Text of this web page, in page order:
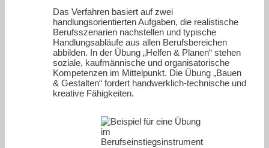
Das Verfahren basiert auf zwei
handlungsorientierten Aufgaben, die realistische
Berufsszenarien nachstellen und typische
Handlungsabläufe aus allen Berufsbereichen
abbilden. In der Übung „Helfen & Planen“ stehen
soziale, kaufmännische und organisatorische
Kompetenzen im Mittelpunkt. Die Übung „Bauen
& Gestalten“ fordert handwerklich-technische und
kreative Fähigkeiten.